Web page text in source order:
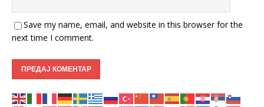
Save my name, email, and website in this browser for the
next time I comment.